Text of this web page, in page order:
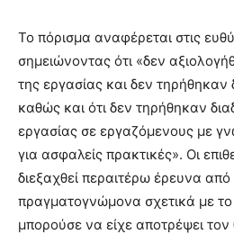
Το πόρισμα αναφέρεται στις
σημειώνοντας ότι «δεν
της εργασίας και δεν τηρήθηκαν
καθώς και ότι δεν τηρήθηκαν
εργασίας σε εργαζόμενους με
για ασφαλείς πρακτικές». Οι
διεξαχθεί περαιτέρω έρευνα από
πραγματογνώμονα σχετικά με
μπορούσε να είχε αποτρέψει